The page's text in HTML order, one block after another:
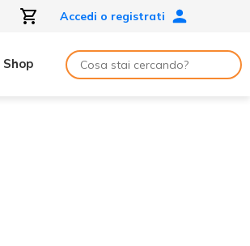
Accedi o registrati
Shop